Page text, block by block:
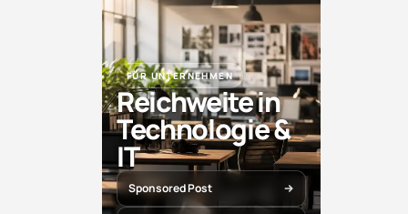
FÜR UNTERNEHMEN
Reichweite in
Technologie &
IT
Sponsored Post